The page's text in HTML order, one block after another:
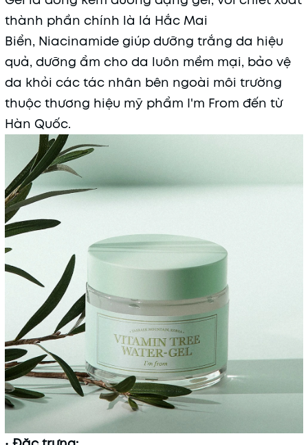
Mã khuyến mãi:
Điều kiện:
thành phần chính là lá Hắc Mai
Biển, Niacinamide giúp dưỡng trắng da hiệu
quả, dưỡng ẩm cho da luôn mềm mại, bảo vệ
da khỏi các tác nhân bên ngoài môi trường
thuộc thương hiệu mỹ phẩm I'm From đến từ
Hàn Quốc.